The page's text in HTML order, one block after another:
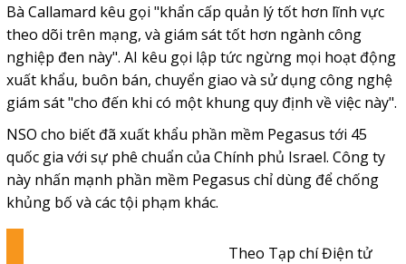
Bà Callamard kêu gọi "khẩn cấp quản lý tốt hơn lĩnh vực
theo dõi trên mạng, và giám sát tốt hơn ngành công
nghiệp đen này". AI kêu gọi lập tức ngừng mọi hoạt động
xuất khẩu, buôn bán, chuyển giao và sử dụng công nghệ
giám sát "cho đến khi có một khung quy định về việc này".
NSO cho biết đã xuất khẩu phần mềm Pegasus tới 45
quốc gia với sự phê chuẩn của Chính phủ Israel. Công ty
này nhấn mạnh phần mềm Pegasus chỉ dùng để chống
khủng bố và các tội phạm khác.
Theo Tạp chí Điện tử